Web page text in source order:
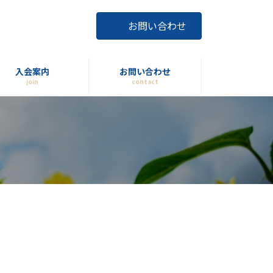
お問い合わせ
入会案内
join
お問い合わせ
contact